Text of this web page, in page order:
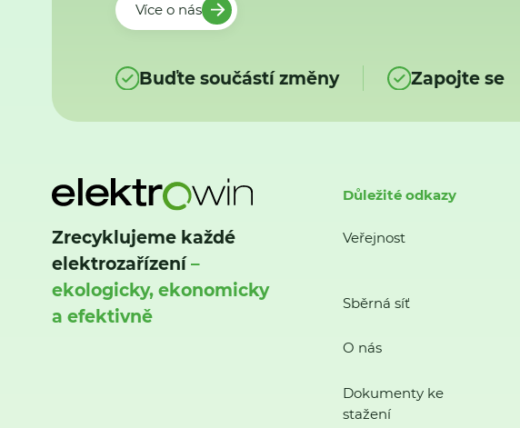
Více o nás
Buďte součástí změny Zapojte se
Zrecyklujeme každé
elektrozařízení–
ekologicky, ekonomicky
a efektivně
Důležité odkazy
Veřejnost
Sběrná síť
O nás
Dokumenty ke
stažení